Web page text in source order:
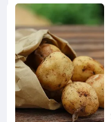
Снимка: